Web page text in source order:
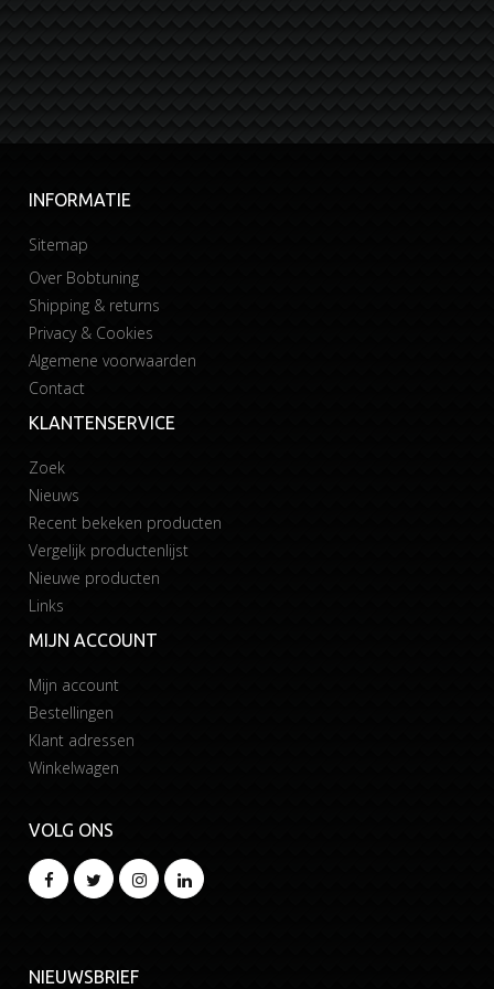
INFORMATIE
Sitemap
Over Bobtuning
Shipping & returns
Privacy & Cookies
Algemene voorwaarden
Contact
KLANTENSERVICE
Zoek
Nieuws
Recent bekeken producten
Vergelijk productenlijst
Nieuwe producten
Links
MIJN ACCOUNT
Mijn account
Bestellingen
Klant adressen
Winkelwagen
VOLG ONS
NIEUWSBRIEF